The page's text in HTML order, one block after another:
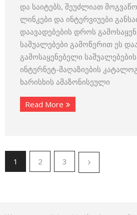
და საიტებს, შეუძლიათ
ლინკები და ინტერვიუები
დაავადებების დროს
საშუალებები გამოწერით ეს
გამოსაყენებელი
ინტერნეტ-მაღაზიების
ხარისხის ამაზონისეული
Read More
1 2 3